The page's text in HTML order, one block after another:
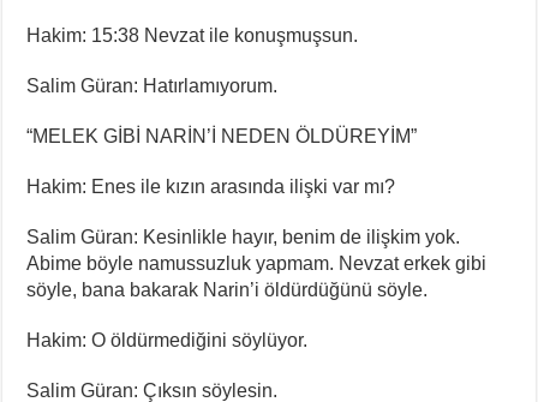
Hakim: 15:38 Nevzat ile konuşmuşsun.
Salim Güran: Hatırlamıyorum.
“MELEK GİBİ NARİN’İ NEDEN ÖLDÜREYİM”
Hakim: Enes ile kızın arasında ilişki var mı?
Salim Güran: Kesinlikle hayır, benim de ilişkim yok.
Abime böyle namussuzluk yapmam. Nevzat erkek gibi
söyle, bana bakarak Narin’i öldürdüğünü söyle.
Hakim: O öldürmediğini söylüyor.
Salim Güran: Çıksın söylesin.